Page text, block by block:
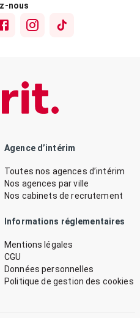
nous
Agence d’intérim
Toutes nos agences d’intérim
Nos agences par ville
Nos cabinets de recrutement
Informations réglementaires
Mentions légales
CGU
Données personnelles
Politique de gestion des cookies